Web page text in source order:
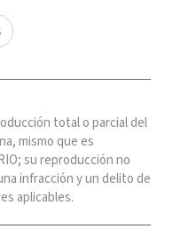
total o parcial del
mismo que es
su reproducción no
infracción y un delito de
aplicables.